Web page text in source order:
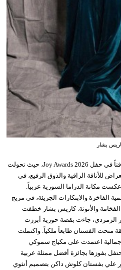
بشار
سجّلت النجمات السوريات حضوراً لافتاً في حفل Joy Awards 2026، حيث تحولت
للأناقة الراقية والذوق الرفيع، في
مكانة الدراما السورية عربياً.
الفاخرة والابتكارات الجريئة، في مزيج
الفخامة والأنوثة. كاريس بشار خطفت
الزمردي، جاءت بقصة حورية أبرزت
منحت الفستان طابعاً ملكياً. واكتملت
اعتمدت على مكياج سموكي
بفوزها بجائزة أفضل ممثلة عربية
علي بفستان كلوش داكن بتصميم أنثوي